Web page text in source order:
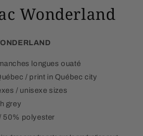
Wonderland
longues ouaté
/ print in Québec city
/ unisexe sizes
grey
50% polyester